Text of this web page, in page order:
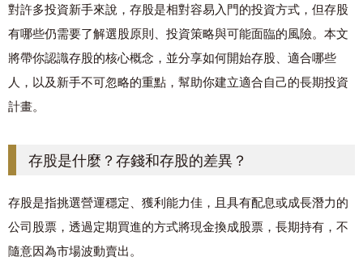
對許多投資新手來說，存股是相對容易入門的投資方式，但存股
有哪些仍需要了解選股原則、投資策略與可能面臨的風險。本文
將帶你認識存股的核心概念，並分享如何開始存股、適合哪些
人，以及新手不可忽略的重點，幫助你建立適合自己的長期投資
計畫。
存股是什麼？存錢和存股的差異？
存股是指挑選營運穩定、獲利能力佳，且具有配息或成長潛力的
公司股票，透過定期買進的方式將現金換成股票，長期持有，不
隨意因為市場波動賣出。